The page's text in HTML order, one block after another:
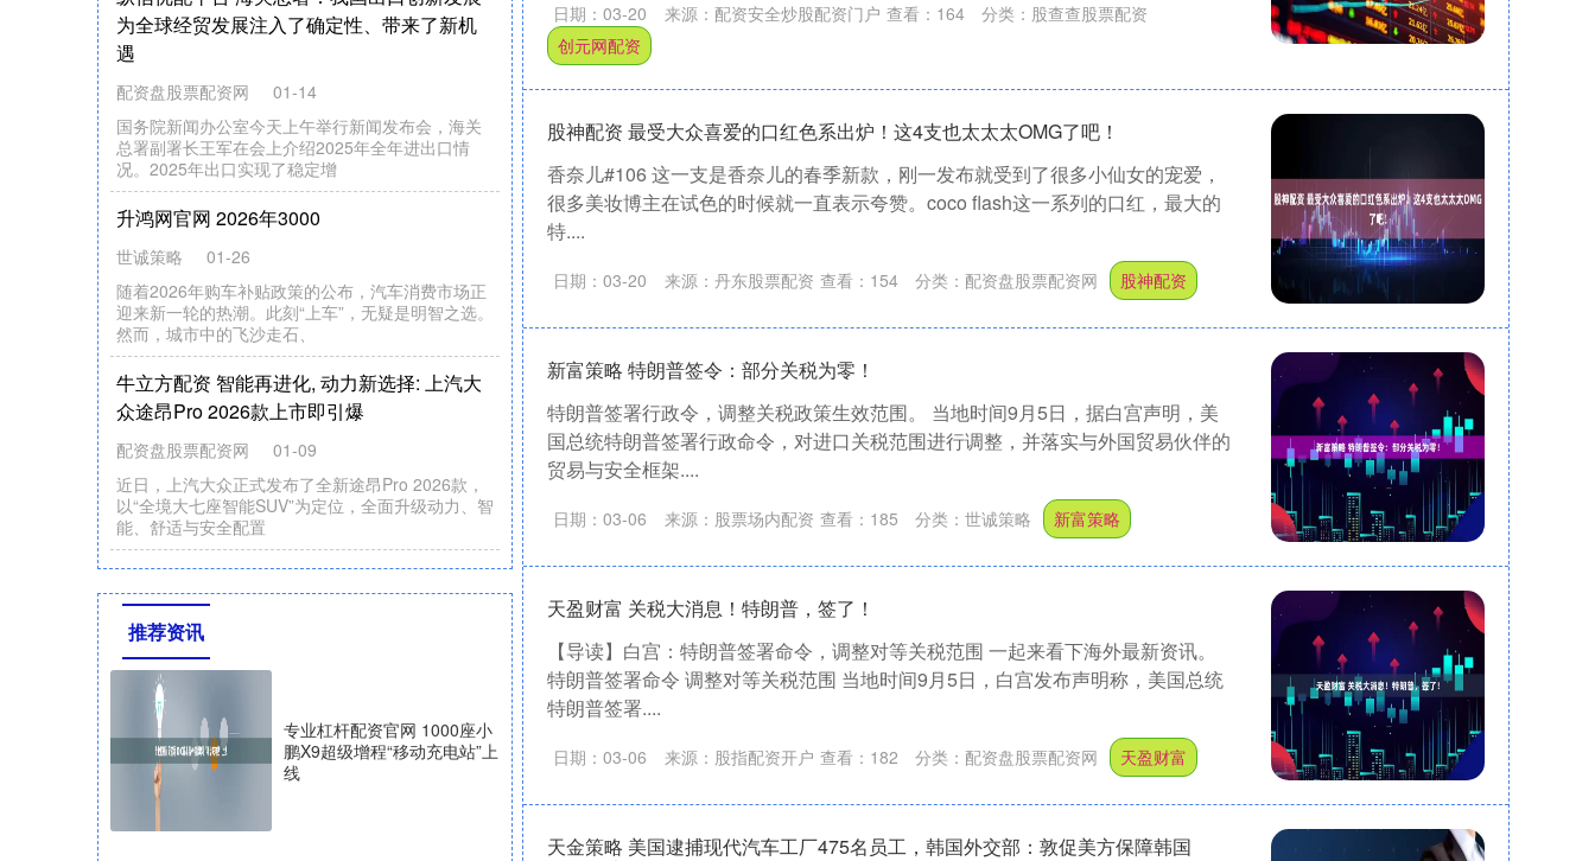
日期：03-20 来源：配资安全炒股配资门户 查看： 164 分类： 股查查股票配资
创元网配资
股神配资 最受大众喜爱的口红色系出炉！这4支也太太太OMG了吧！
香奈儿#106 这一支是香奈儿的春季新款，刚一发布就受到了很多小仙女的宠爱，
很多美妆博主在试色的时候就一直表示夸赞。coco flash这一系列的口红，最大的
特....
日期：03-20 来源：丹东股票配资 查看： 154 分类： 配资盘股票配资网 股神配资
新富策略 特朗普签令：部分关税为零！
特朗普签署行政令，调整关税政策生效范围。 当地时间9月5日，据白宫声明，美
国总统特朗普签署行政命令，对进口关税范围进行调整，并落实与外国贸易伙伴的
贸易与安全框架....
日期：03-06 来源：股票场内配资 查看： 185 分类： 世诚策略 新富策略
天盈财富 关税大消息！特朗普，签了！
【导读】白宫：特朗普签署命令，调整对等关税范围 一起来看下海外最新资讯。
特朗普签署命令 调整对等关税范围 当地时间9月5日，白宫发布声明称，美国总统
特朗普签署....
日期：03-06 来源：股指配资开户 查看： 182 分类： 配资盘股票配资网 天盈财富
天金策略 美国逮捕现代汽车工厂475名员工，韩国外交部：敦促美方保障韩国
推荐资讯
专业杠杆配资官网 1000座小
鹏X9超级增程“移动充电站”上
线